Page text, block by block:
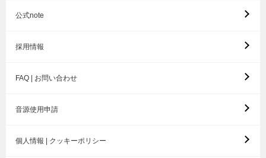
公式note
採用情報
FAQ | お問い合わせ
音源使用申請
個人情報 | クッキーポリシー